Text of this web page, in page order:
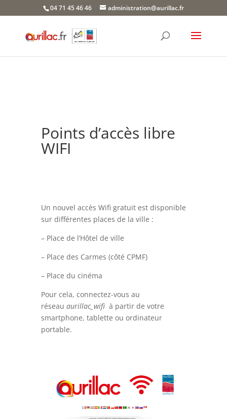
04 71 45 46 46 administration@aurillac.fr
Points d’accès libre
WIFI
Un nouvel accès Wifi gratuit est disponible
sur différentes places de la ville :
– Place de l’Hôtel de ville
– Place des Carmes (côté CPMF)
– Place du cinéma
Pour cela, connectez-vous au
réseau aurillac_wifi à partir de votre
smartphone, tablette ou ordinateur
portable.